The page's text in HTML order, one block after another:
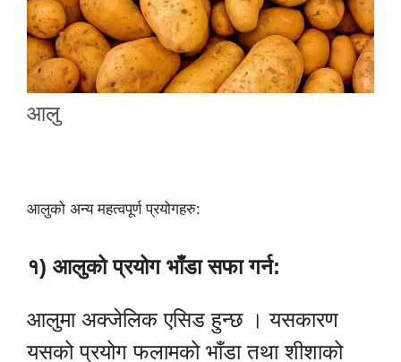
आलु
आलुको अन्य महत्वपूर्ण प्रयोगहरु:
१) आलुको प्रयोग भाँडा सफा गर्न:
आलुमा अक्जेलिक एसिड हुन्छ । यसकारण
यसको प्रयोग फलामको भाँडा तथा शीशाको